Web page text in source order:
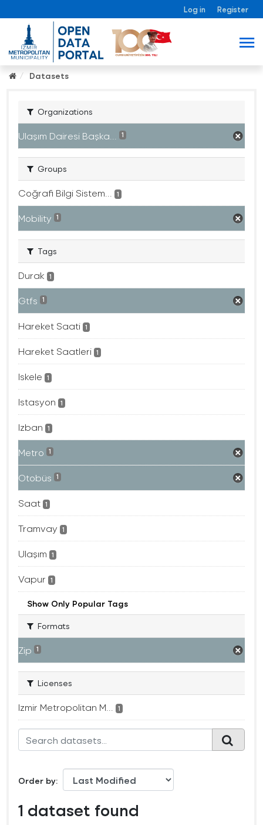
Log in Register
Datasets
Organizations
Ulaşım Dairesi Başka... 1
Groups
Coğrafi Bilgi Sistem... 1
Mobility 1
Tags
Durak 1
Gtfs 1
Hareket Saati 1
Hareket Saatleri 1
Iskele 1
Istasyon 1
Izban 1
Metro 1
Otobüs 1
Saat 1
Tramvay 1
Ulaşım 1
Vapur 1
Show Only Popular Tags
Formats
Zip 1
Licenses
Izmir Metropolitan M... 1
Order by
1 dataset found